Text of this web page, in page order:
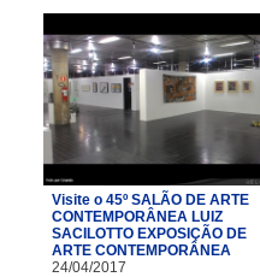
Visite o 45º SALÃO DE ARTE
CONTEMPORÂNEA LUIZ
SACILOTTO EXPOSIÇÃO DE
ARTE CONTEMPORÂNEA
24/04/2017